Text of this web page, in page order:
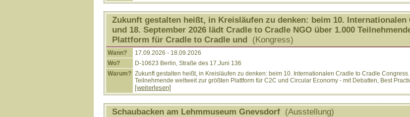
Zukunft gestalten heißt, in Kreisläufen zu denken: beim 10. Internationalen
und 18. September 2026 lädt Cradle to Cradle NGO über 1.000
Plattform für Cradle to Cradle und (Kongress)
Wann?
17.09.2026 - 18.09.2026
Wo?
D-10623 Berlin, Straße des 17.Juni 136
Warum? Zukunft gestalten heißt, in Kreisläufen zu denken: beim 10. Internationalen Cradle to Cradle
Teilnehmende weltweit zur größten Plattform für C2C und Circular Economy - mit Debatten, Best
[weiterlesen]
Schaubacken am Lehmmuseum Gnevsdorf (Ausstellung)